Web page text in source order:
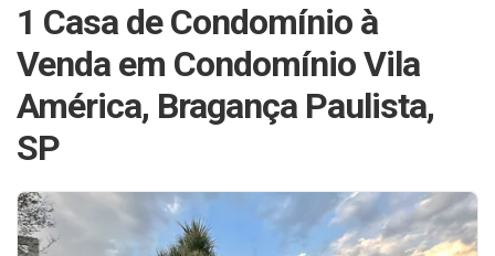
1 Casa de Condomínio à
Venda em Condomínio Vila
América, Bragança Paulista,
SP